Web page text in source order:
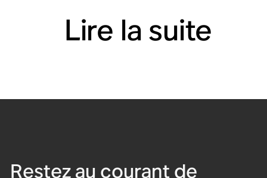
Lire la suite
Restez au courant de